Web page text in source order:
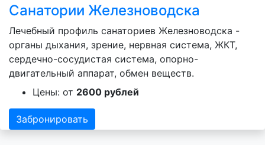
Санатории Железноводска
Лечебный профиль санаториев Железноводска -
органы дыхания, зрение, нервная система, ЖКТ,
сердечно-сосудистая система, опорно-
двигательный аппарат, обмен веществ.
Цены: от 2600 рублей
Забронировать